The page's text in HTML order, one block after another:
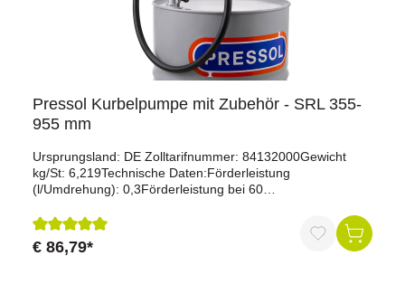
Pressol Kurbelpumpe mit Zubehör - SRL 355-
955 mm
Ursprungsland: DE Zolltarifnummer: 84132000Gewicht
kg/St: 6,219Technische Daten:Förderleistung
(l/Umdrehung): 0,3Förderleistung bei 60
bis SAE 90, selbstschmierende, nicht aggressive Medien,
Diesel, Heizöl, PetroleumEinsatz: Behälter für 60/200/220
lAnwendung: zum Befüllen von Maßgefäßen,
Durchschnittliche Bewertung von 5 von 5 Sternen
€ 86,79*